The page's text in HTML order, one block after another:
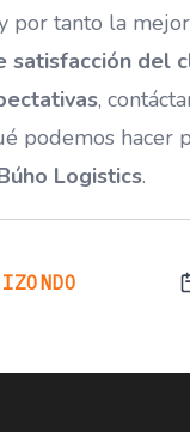
por tanto la
satisfacción del
,
podemos hacer
Logistics.